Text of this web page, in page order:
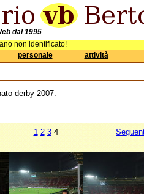
dal 1995
non identificato!
personale attività
derby 2007.
1 2 34